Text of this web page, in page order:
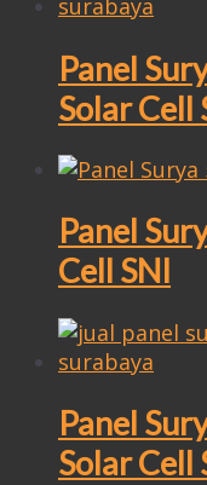
Panel
Solar Cell
Panel
Cell SNI
Panel
Solar Cell